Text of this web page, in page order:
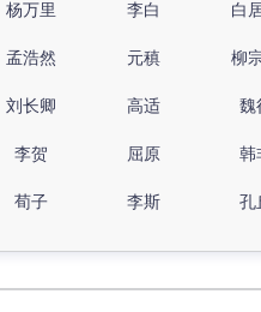
杨万里 李白 白
孟浩然 元稹 柳
刘长卿 高适 魏
李贺 屈原 韩
荀子 李斯 孔